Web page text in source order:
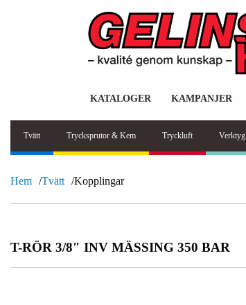
KATALOGER KAMPANJER
Tvätt Trycksprutor & Kem Tryckluft Verktyg
Hem Tvätt Kopplingar
T-RÖR 3/8″ INV MÄSSING 350 BAR